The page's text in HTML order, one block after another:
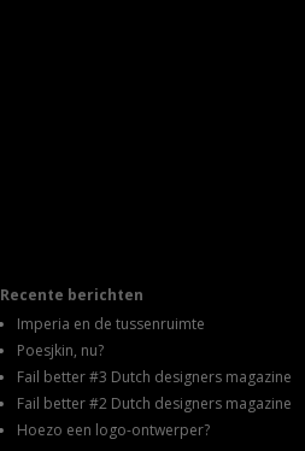
Recente berichten
Imperia en de tussenruimte
Poesjkin, nu?
Fail better #3 Dutch designers magazine
Fail better #2 Dutch designers magazine
Hoezo een logo-ontwerper?